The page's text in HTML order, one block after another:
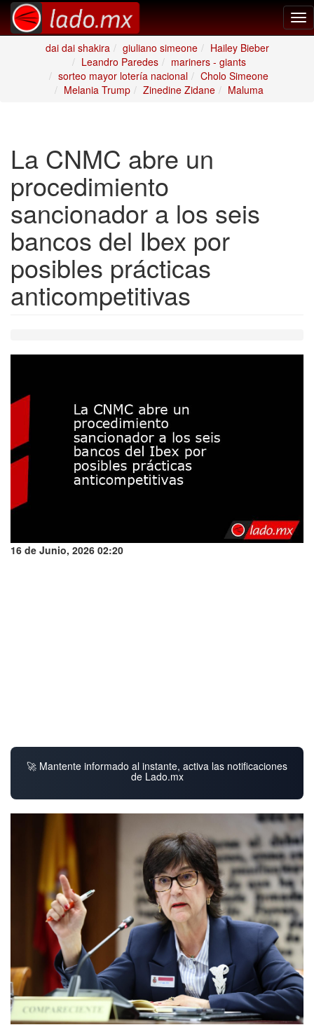
dai dai shakira
giuliano simeone
Hailey Bieber
Leandro Paredes
mariners - giants
sorteo mayor lotería nacional
Cholo Simeone
Melania Trump
Zinedine Zidane Maluma
La CNMC abre un
procedimiento
sancionador a los seis
bancos del Ibex por
posibles prácticas
anticompetitivas
16 de Junio, 2026 02:20
🚀 Mantente informado al instante, activa las notificaciones
de Lado.mx